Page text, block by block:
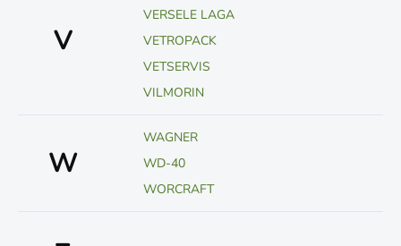
V
VERSELE LAGA
VETROPACK
VETSERVIS
VILMORIN
W
WAGNER
WD-40
WORCRAFT